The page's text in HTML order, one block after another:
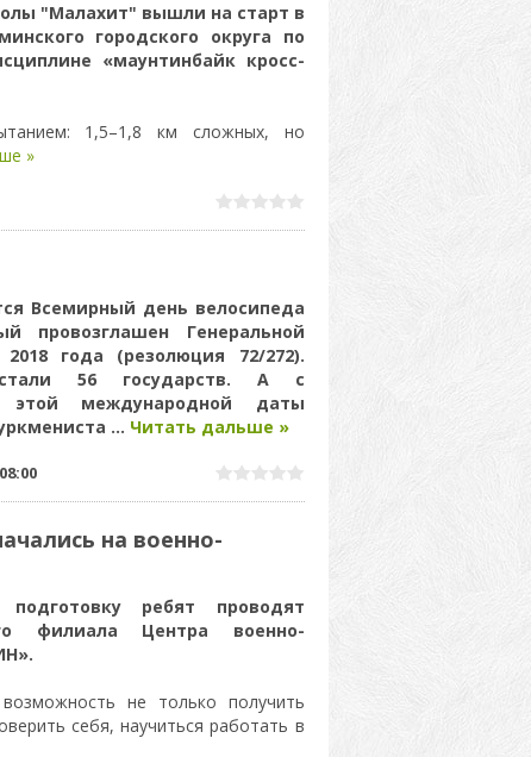
"Малахит" вышли на старт в
городского округа по
«маунтинбайк кросс-
1,5–1,8 км сложных, но
»
Всемирный день велосипеда
провозглашен Генеральной
года (резолюция 72/272).
56 государств. А с
этой международной даты
... Читать дальше »
08:00
на военно-
ребят проводят
филиала Центра военно-
не только получить
себя, научиться работать в